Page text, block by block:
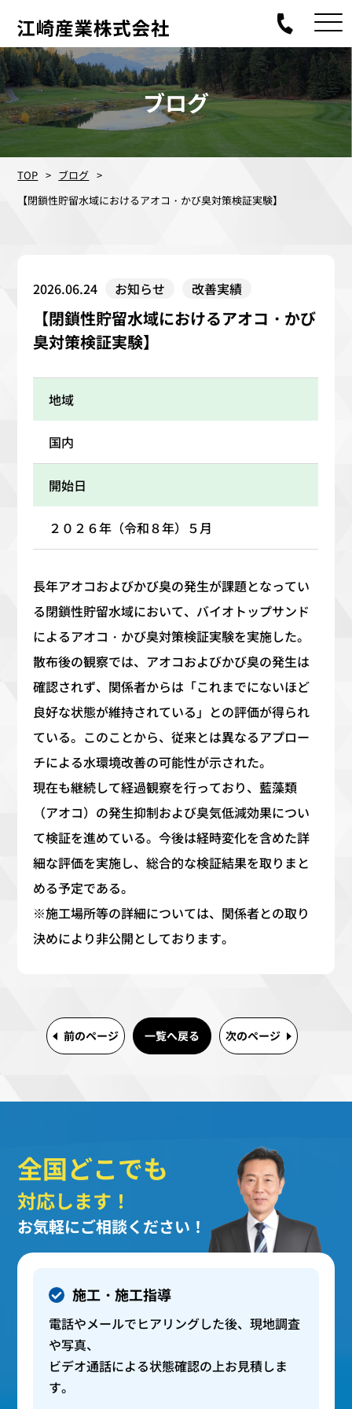
ブログ
TOP
ブログ
【閉鎖性貯留水域におけるアオコ・かび臭対策検証実験】
2026.06.24 お知らせ 改善実績
【閉鎖性貯留水域におけるアオコ・かび
臭対策検証実験】
地域
国内
開始日
２０２６年（令和８年）５月
長年アオコおよびかび臭の発生が課題となってい
る閉鎖性貯留水域において、バイオトップサンド
によるアオコ・かび臭対策検証実験を実施した。
散布後の観察では、アオコおよびかび臭の発生は
確認されず、関係者からは「これまでにないほど
良好な状態が維持されている」との評価が得られ
ている。このことから、従来とは異なるアプロー
チによる水環境改善の可能性が示された。
現在も継続して経過観察を行っており、藍藻類
（アオコ）の発生抑制および臭気低減効果につい
て検証を進めている。今後は経時変化を含めた詳
細な評価を実施し、総合的な検証結果を取りまと
める予定である。
※施工場所等の詳細については、関係者との取り
決めにより非公開としております。
前のページ 一覧へ戻る 次のページ
全国どこでも
対応します！
お気軽にご相談ください！
施工・施工指導
電話やメールでヒアリングした後、現地調査
や写真、
ビデオ通話による状態確認の上お見積しま
す。